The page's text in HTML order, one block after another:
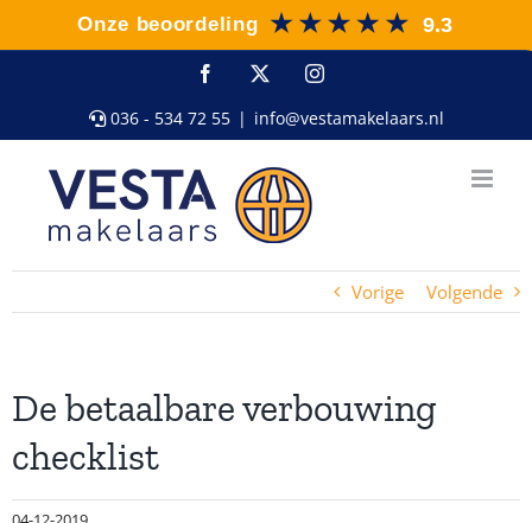
Facebook Instagram
036 - 534 72 55 | info@vestamakelaars.nl
Vorige Volgende
De betaalbare verbouwing
checklist